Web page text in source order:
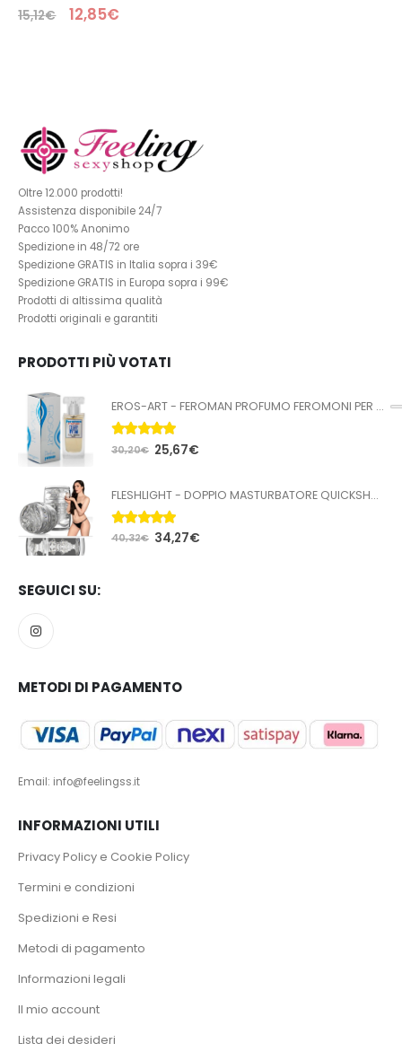
0Su 5
15,12€ 12,85€
Oltre 12.000 prodotti!
Assistenza disponibile 24/7
Pacco 100% Anonimo
Spedizione in 48/72 ore
Spedizione GRATIS in Italia sopra i 39€
Spedizione GRATIS in Europa sopra i 99€
Prodotti di altissima qualità
Prodotti originali e garantiti
PRODOTTI PIÙ VOTATI
EROS-ART - FEROMAN PROFUMO FEROMONI PER UOMO 50 ML
5.00Su 5
30,20€ 25,67€
FLESHLIGHT - DOPPIO MASTURBATORE QUICKSHOT STOYA
5.00Su 5
40,32€ 34,27€
SEGUICI SU:
METODI DI PAGAMENTO
Email: info@feelingss.it
INFORMAZIONI UTILI
Privacy Policy e Cookie Policy
Termini e condizioni
Spedizioni e Resi
Metodi di pagamento
Informazioni legali
Il mio account
Lista dei desideri